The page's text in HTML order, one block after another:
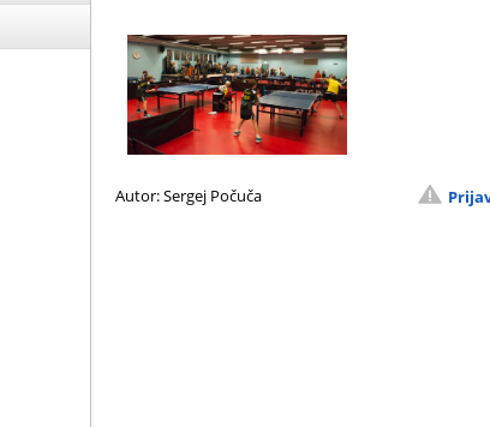
Autor: Sergej Počuča